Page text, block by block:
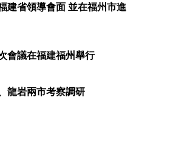
建省領導會面 並在福州市進
會議在福建福州舉行
龍岩兩市考察調研